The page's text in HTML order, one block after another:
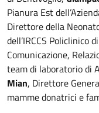
Pianura Est
Direttore della
dell’IRCCS Policlinico
Comunicazione,
team di laboratorio di
Mian, Direttore
mamme donatrici e